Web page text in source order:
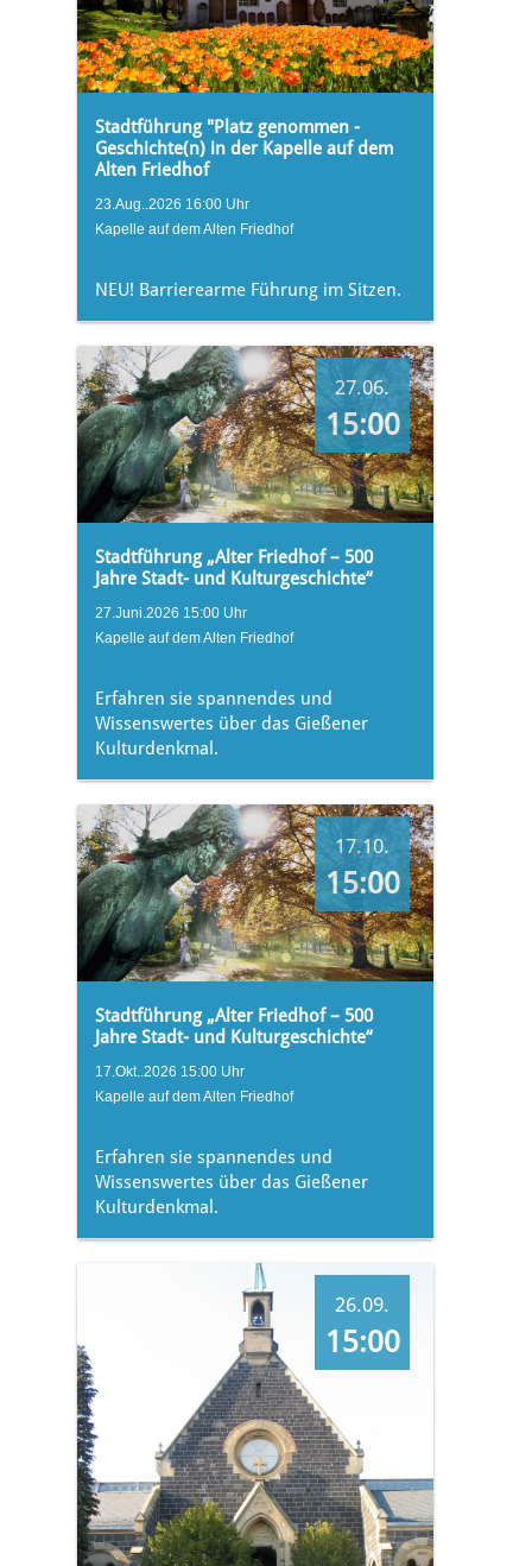
Stadtführung "Platz genommen -
Geschichte(n) in der Kapelle auf dem
Alten Friedhof
23.Aug..2026 16:00 Uhr
Kapelle auf dem Alten Friedhof
NEU! Barrierearme Führung im Sitzen.
27.06.
15:00
Stadtführung „Alter Friedhof – 500
Jahre Stadt- und Kulturgeschichte“
27.Juni.2026 15:00 Uhr
Kapelle auf dem Alten Friedhof
Erfahren sie spannendes und
Wissenswertes über das Gießener
Kulturdenkmal.
17.10.
15:00
Stadtführung „Alter Friedhof – 500
Jahre Stadt- und Kulturgeschichte“
17.Okt..2026 15:00 Uhr
Kapelle auf dem Alten Friedhof
Erfahren sie spannendes und
Wissenswertes über das Gießener
Kulturdenkmal.
26.09.
15:00